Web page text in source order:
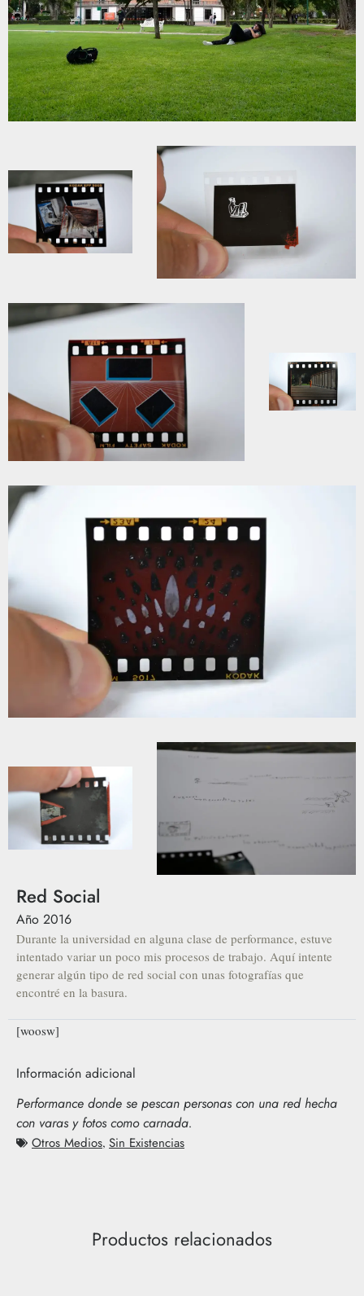
Red Social
Año 2016
Durante la universidad en alguna clase de performance, estuve
intentado variar un poco mis procesos de trabajo. Aquí intente
generar algún tipo de red social con unas fotografías que
encontré en la basura.
[woosw]
Información adicional
Performance donde se pescan personas con una red hecha
con varas y fotos como carnada.
Otros Medios, Sin Existencias
Productos relacionados